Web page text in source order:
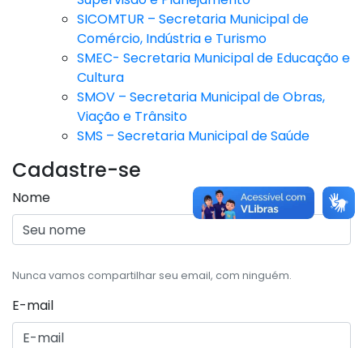
SICOMTUR – Secretaria Municipal de
Comércio, Indústria e Turismo
SMEC- Secretaria Municipal de Educação e
Cultura
SMOV – Secretaria Municipal de Obras,
Viação e Trânsito
SMS – Secretaria Municipal de Saúde
Cadastre-se
Nome
Nunca vamos compartilhar seu email, com ninguém.
E-mail